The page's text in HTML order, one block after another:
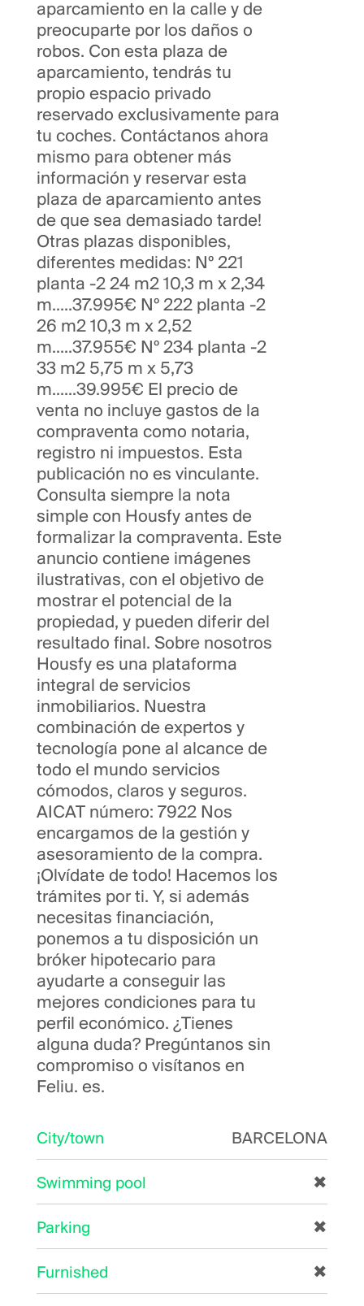
aparcamiento en la calle y de
preocuparte por los daños o
robos. Con esta plaza de
aparcamiento, tendrás tu
propio espacio privado
reservado exclusivamente para
tu coches. Contáctanos ahora
mismo para obtener más
información y reservar esta
plaza de aparcamiento antes
de que sea demasiado tarde!
Otras plazas disponibles,
diferentes medidas: Nº 221
planta -2 24 m2 10,3 m x 2,34
m.....37.995€ Nº 222 planta -2
26 m2 10,3 m x 2,52
m.....37.955€ Nº 234 planta -2
33 m2 5,75 m x 5,73
m......39.995€ El precio de
venta no incluye gastos de la
compraventa como notaria,
registro ni impuestos. Esta
publicación no es vinculante.
Consulta siempre la nota
simple con Housfy antes de
formalizar la compraventa. Este
anuncio contiene imágenes
ilustrativas, con el objetivo de
mostrar el potencial de la
propiedad, y pueden diferir del
resultado final. Sobre nosotros
Housfy es una plataforma
integral de servicios
inmobiliarios. Nuestra
combinación de expertos y
tecnología pone al alcance de
todo el mundo servicios
cómodos, claros y seguros.
AICAT número: 7922 Nos
encargamos de la gestión y
asesoramiento de la compra.
¡Olvídate de todo! Hacemos los
trámites por ti. Y, si además
necesitas financiación,
ponemos a tu disposición un
bróker hipotecario para
ayudarte a conseguir las
mejores condiciones para tu
perfil económico. ¿Tienes
alguna duda? Pregúntanos sin
compromiso o visítanos en
Feliu. es.
City/town BARCELONA
Swimming pool ✖
Parking ✖
Furnished ✖